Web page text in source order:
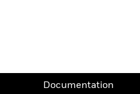
Documentation